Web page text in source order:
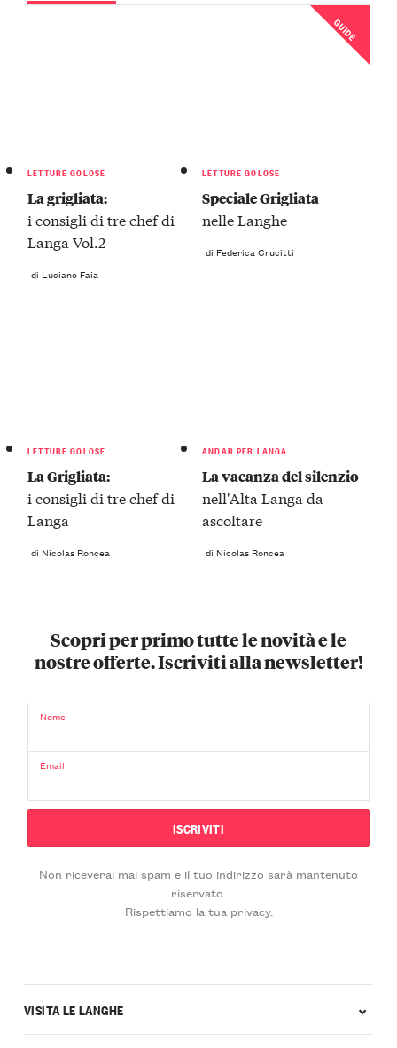
LETTURE GOLOSE
La grigliata:
i consigli di tre chef di
Langa Vol.2
di Luciano Faia
GUIDE
LETTURE GOLOSE
Speciale Grigliata
nelle Langhe
di Federica Crucitti
LETTURE GOLOSE
La Grigliata:
i consigli di tre chef di
Langa
di Nicolas Roncea
ANDAR PER LANGA
La vacanza del silenzio
nell'Alta Langa da
ascoltare
di Nicolas Roncea
Scopri per primo tutte le novità e le
nostre offerte. Iscriviti alla newsletter!
Nome
Email
Non riceverai mai spam e il tuo indirizzo sarà mantenuto
riservato.
Rispettiamo la tua privacy.
VISITA LE LANGHE